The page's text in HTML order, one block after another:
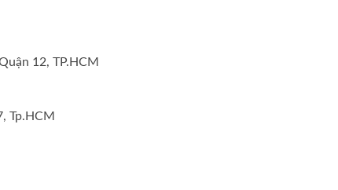
12, TP.HCM
Tp.HCM